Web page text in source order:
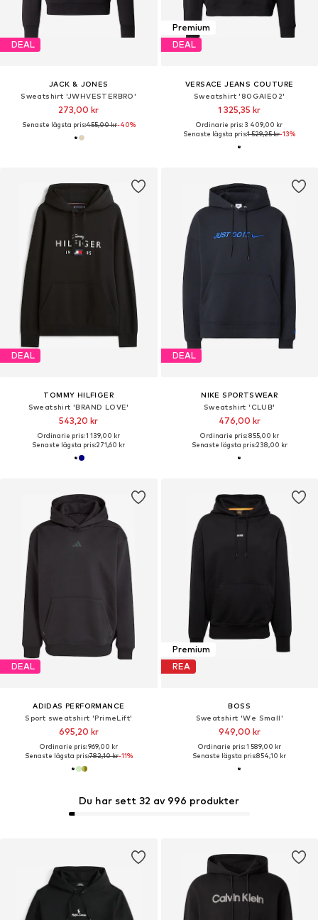
DEAL
JACK & JONES
Sweatshirt 'JWHVESTERBRO'
273,00 kr
Senaste lägsta pris:455,00 kr-40%
Premium
DEAL
VERSACE JEANS COUTURE
Sweatshirt '80GAIE02'
1 325,35 kr
Ordinarie pris: 3 409,00 kr
Senaste lägsta pris:1 529,25 kr-13%
DEAL
TOMMY HILFIGER
Sweatshirt 'BRAND LOVE'
543,20 kr
Ordinarie pris: 1 139,00 kr
Senaste lägsta pris:271,60 kr
DEAL
NIKE SPORTSWEAR
Sweatshirt 'CLUB'
476,00 kr
Ordinarie pris: 855,00 kr
Senaste lägsta pris:238,00 kr
DEAL
ADIDAS PERFORMANCE
Sport sweatshirt 'PrimeLift'
695,20 kr
Ordinarie pris: 969,00 kr
Senaste lägsta pris:782,10 kr-11%
Premium
REA
BOSS
Sweatshirt 'We Small'
949,00 kr
Ordinarie pris: 1 589,00 kr
Senaste lägsta pris:854,10 kr
Du har sett 32 av 996 produkter